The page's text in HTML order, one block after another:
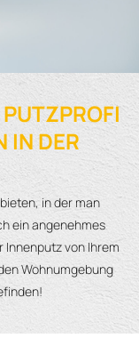
IN DER
in der man
ein angenehmes
Innenputz von Ihrem
Wohnumgebung